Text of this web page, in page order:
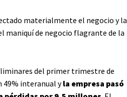
materialmente el negocio y la
maniquí de negocio flagrante de la
del primer trimestre de
49% interanual yla empresa pasó